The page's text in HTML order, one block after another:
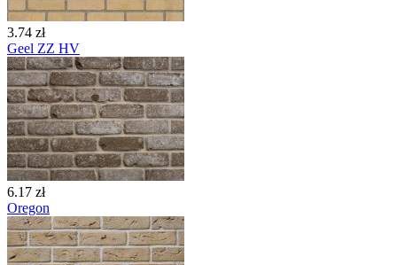
3.74 zł
Geel ZZ HV
6.17 zł
Oregon